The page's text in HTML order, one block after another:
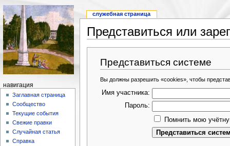
Представиться или
Представиться системе
Вы должны разрешить «cookies», чтобы
Имя участника:
Пароль:
Помнить мою
служебная страница
навигация
Заглавная страница
Сообщество
Текущие события
Свежие правки
Случайная статья
Справка